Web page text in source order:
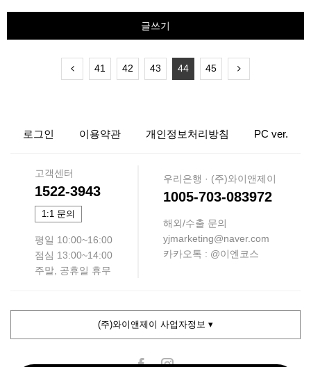
글쓰기
41 42 43 44 45
로그인 이용약관 개인정보처리방침 PC ver.
고객센터
1522-3943
1:1 문의
평일 10:00~16:00
점심 13:00~14:00
주말, 공휴일 휴무
우리은행 · (주)와이앤제이
1005-703-083972
해외/수출 문의
yjmarketing@naver.com
카카오톡 : @이엔코스
(주)와이앤제이 사업자정보 ▾